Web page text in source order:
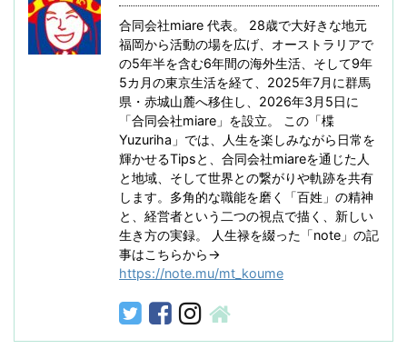
合同会社miare 代表。 28歳で大好きな地元
福岡から活動の場を広げ、オーストラリアで
の5年半を含む6年間の海外生活、そして9年
5カ月の東京生活を経て、2025年7月に群馬
県・赤城山麓へ移住し、2026年3月5日に
「合同会社miare」を設立。 この「楪
Yuzuriha」では、人生を楽しみながら日常を
輝かせるTipsと、合同会社miareを通じた人
と地域、そして世界との繋がりや軌跡を共有
します。多角的な職能を磨く「百姓」の精神
と、経営者という二つの視点で描く、新しい
生き方の実録。 人生禄を綴った「note」の記
事はこちらから→
https://note.mu/mt_koume